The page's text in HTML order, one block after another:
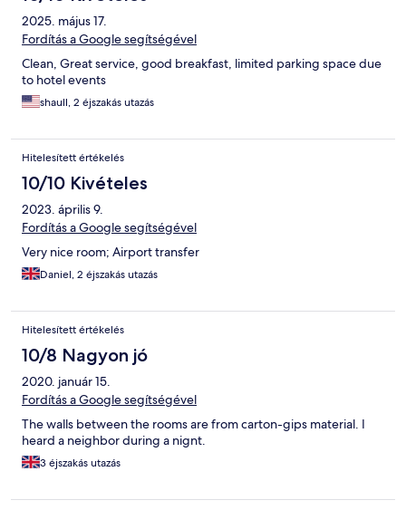
2025. május 17.
Fordítás a Google segítségével
Clean, Great service, good breakfast, limited parking space due
to hotel events
shaull, 2 éjszakás utazás
Hitelesített értékelés
10/10 Kivételes
2023. április 9.
Fordítás a Google segítségével
Very nice room; Airport transfer
Daniel, 2 éjszakás utazás
Hitelesített értékelés
10/8 Nagyon jó
2020. január 15.
Fordítás a Google segítségével
The walls between the rooms are from carton-gips material. I
heard a neighbor during a nignt.
3 éjszakás utazás